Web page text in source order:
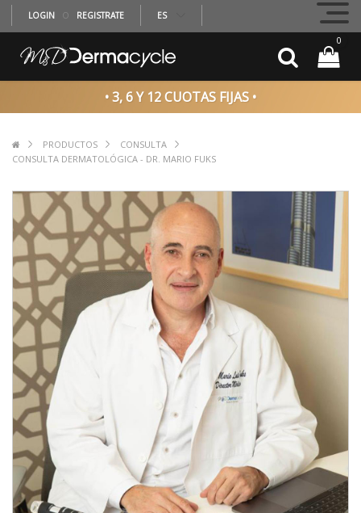
LOGIN O REGISTRATE ES
0
• 3, 6 Y 12 CUOTAS FIJAS •
PRODUCTOS
CONSULTA
CONSULTA DERMATOLÓGICA - DR. MARIO FUKS